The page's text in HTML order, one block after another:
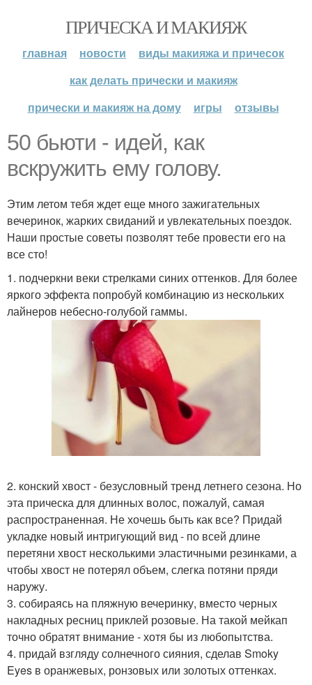
ПРИЧЕСКА И МАКИЯЖ
главная новости
виды макияжа и причесок
как делать прически и макияж
прически и макияж на дому
игры отзывы
50 бьюти - идей, как
вскружить ему голову.
Этим летом тебя ждет еще много зажигательных
вечеринок, жарких свиданий и увлекательных поездок.
Наши простые советы позволят тебе провести его на
все сто!
1. подчеркни веки стрелками синих оттенков. Для более
яркого эффекта попробуй комбинацию из нескольких
лайнеров небесно-голубой гаммы.
2. конский хвост - безусловный тренд летнего сезона. Но
эта прическа для длинных волос, пожалуй, самая
распространенная. Не хочешь быть как все? Придай
укладке новый интригующий вид - по всей длине
перетяни хвост несколькими эластичными резинками, а
чтобы хвост не потерял объем, слегка потяни пряди
наружу.
3. собираясь на пляжную вечеринку, вместо черных
накладных ресниц приклей розовые. На такой мейкап
точно обратят внимание - хотя бы из любопытства.
4. придай взгляду солнечного сияния, сделав Smoky
Eyes в оранжевых, ронзовых или золотых оттенках.